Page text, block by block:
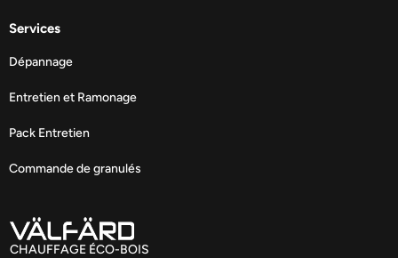
Services
Dépannage
Entretien et Ramonage
Pack Entretien
Commande de granulés
CHAUFFAGE ÉCO-BOIS